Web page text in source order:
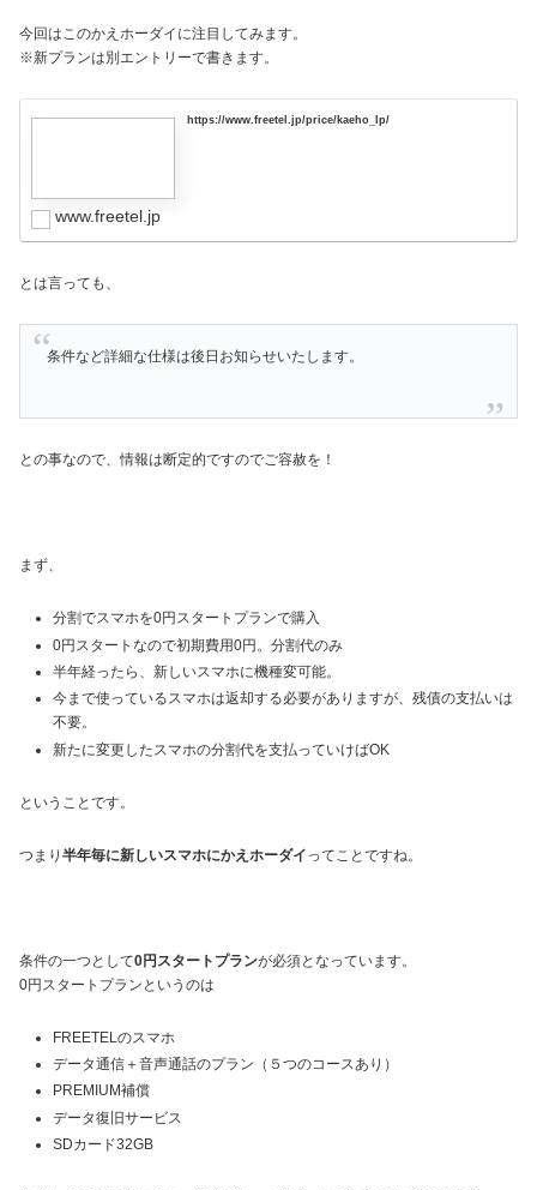
今回はこのかえホーダイに注目してみます。
※新プランは別エントリーで書きます。
https://www.freetel.jp/price/kaeho_lp/
www.freetel.jp
とは言っても、
条件など詳細な仕様は後日お知らせいたします。
との事なので、情報は断定的ですのでご容赦を！
まず、
分割でスマホを0円スタートプランで購入
0円スタートなので初期費用0円。分割代のみ
半年経ったら、新しいスマホに機種変可能。
今まで使っているスマホは返却する必要がありますが、残債の支払いは
不要。
新たに変更したスマホの分割代を支払っていけばOK
ということです。
つまり 半年毎に新しいスマホにかえホーダイ ってことですね。
条件の一つとして0円スタートプランが必須となっています。
0円スタートプランというのは
FREETELのスマホ
データ通信＋音声通話のプラン（５つのコースあり）
PREMIUM補償
データ復旧サービス
SDカード32GB